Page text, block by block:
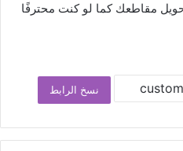
مقاطعك كما لو كنت محترفًا
نسخ الرابط